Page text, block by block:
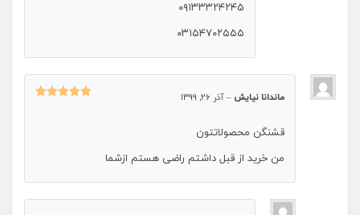
۰۹۱۳۳۳۲۴۲۴۵
۰۳۱۵۴۷۰۲۵۵۵
ماندانا نیایش – آذر 26, 1399
قشنگن محصولاتتون
من خرید از قبل داشتم راضی هستم ازشما